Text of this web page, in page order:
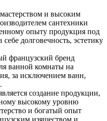
и высоким
сантехники
опыту продукция под
долговечность, эстетику
французский бренд
ванной комнаты на
за исключением ванн,
создание продукции,
высокому уровню
и богатый опыт
изяществом и